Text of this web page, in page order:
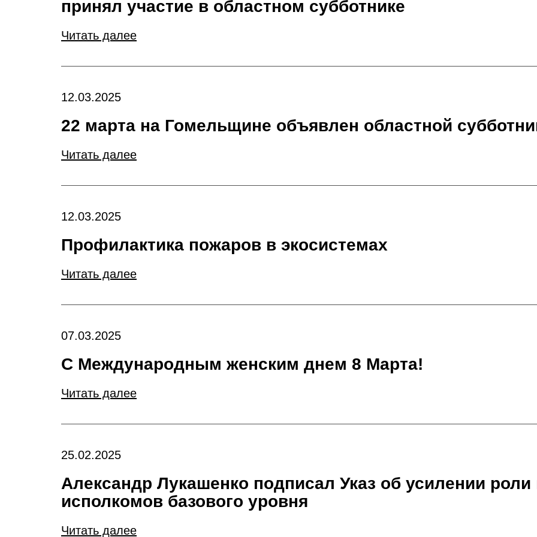
принял участие в областном субботнике
Читать далее
12.03.2025
22 марта на Гомельщине объявлен областной
Читать далее
12.03.2025
Профилактика пожаров в экосистемах
Читать далее
07.03.2025
С Международным женским днем 8 Марта!
Читать далее
25.02.2025
Александр Лукашенко подписал Указ об усилении роли
исполкомов базового уровня
Читать далее